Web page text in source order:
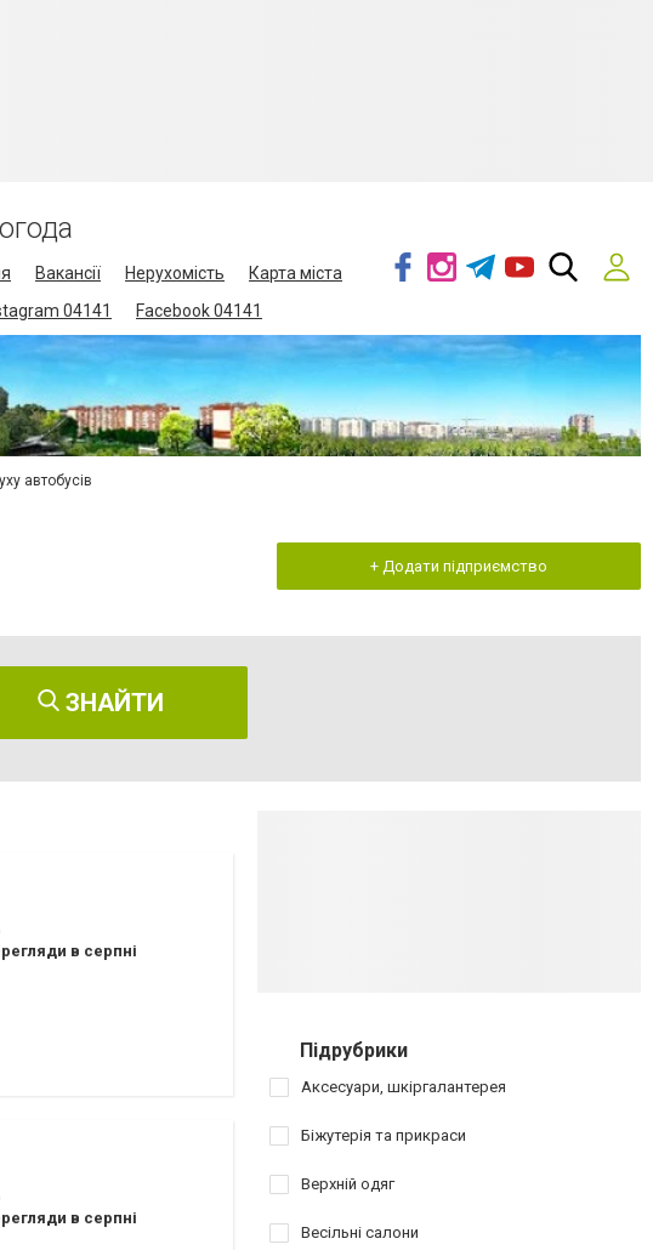
Вакансії Нерухомість
Карта міста
04141 Facebook 04141
автобусів
+ Додати підприємство
ЗНАЙТИ
в серпні
в серпні
Підрубрики
Аксесуари, шкіргалантерея
Біжутерія та прикраси
Верхній одяг
Весільні салони